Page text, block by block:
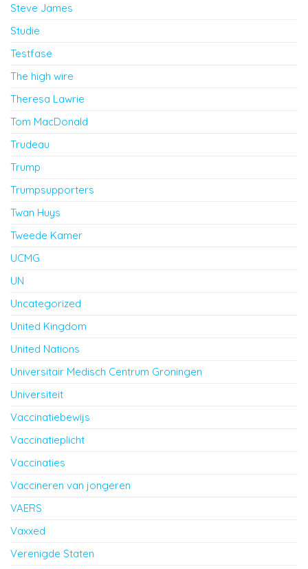
Steve James
Studie
Testfase
The high wire
Theresa Lawrie
Tom MacDonald
Trudeau
Trump
Trumpsupporters
Twan Huys
Tweede Kamer
UCMG
UN
Uncategorized
United Kingdom
United Nations
Universitair Medisch Centrum Groningen
Universiteit
Vaccinatiebewijs
Vaccinatieplicht
Vaccinaties
Vaccineren van jongeren
VAERS
Vaxxed
Verenigde Staten